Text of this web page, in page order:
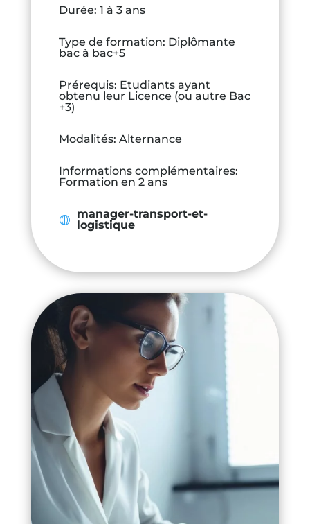
Durée: 1 à 3 ans
Type de formation: Diplômante
bac à bac+5
Prérequis: Etudiants ayant
obtenu leur Licence (ou autre Bac
+3)
Modalités: Alternance
Informations complémentaires:
Formation en 2 ans
manager-transport-et-
logistique